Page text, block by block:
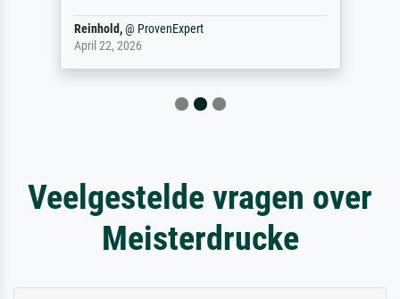
Reinhold,@ ProvenExpert
April 22, 2026
Veelgestelde vragen over
Meisterdrucke